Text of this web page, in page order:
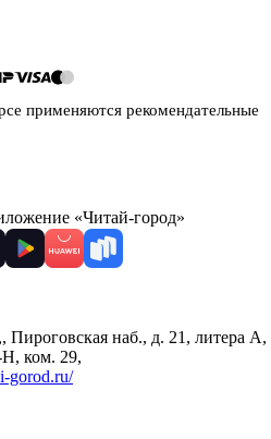
применяются рекомендательные
«Читай-город»
, Пироговская наб., д. 21, литера А,
Н, ком. 29,
gorod.ru/